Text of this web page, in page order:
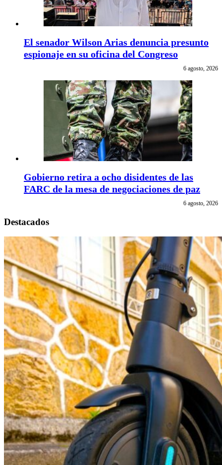
El senador Wilson Arias denuncia presunto
espionaje en su oficina del Congreso
6 agosto, 2026
Gobierno retira a ocho disidentes de las
FARC de la mesa de negociaciones de paz
6 agosto, 2026
Destacados